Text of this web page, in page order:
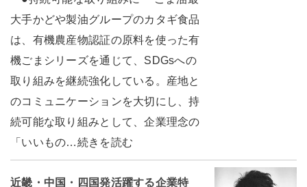
大手かどや製油グループのカタギ食品
は、有機農産物認証の原料を使った有
機ごまシリーズを通じて、SDGsへの
取り組みを継続強化している。産地と
のコミュニケーションを大切にし、持
続可能な取り組みとして、企業理念の
「いいもの…続きを読む
近畿・中国・四国発活躍する企業特